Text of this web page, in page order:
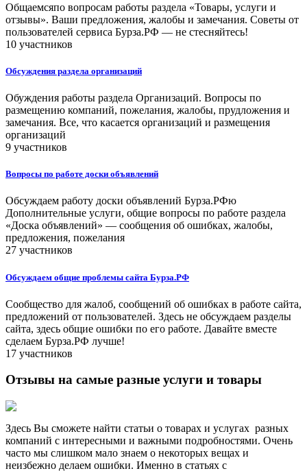
Общаемсяпо вопросам работы раздела «Товары, услуги и
отзывы». Ваши предложения, жалобы и замечания. Советы от
пользователей сервиса Бурза.РФ — не стесняйтесь!
10 участников
Обсуждения раздела организаций
Обуждения работы раздела Организаций. Вопросы по
размещению компаний, пожелания, жалобы, прудложения и
замечания. Все, что касается организаций и размещения
организаций
9 участников
Вопросы по работе доски объявлений
Обсуждаем работу доски объявлений Бурза.РФю
Дополнительные услуги, общие вопросы по работе раздела
«Доска объявлений» — сообщения об ошибках, жалобы,
предложения, пожелания
27 участников
Обсуждаем общие проблемы сайта Бурза.РФ
Сообщество для жалоб, сообщений об ошибках в работе сайта,
предложений от пользователей. Здесь не обсуждаем разделы
сайта, здесь общие ошибки по его работе. Давайте вместе
сделаем Бурза.РФ лучше!
17 участников
Отзывы на самые разные услуги и товары
Здесь Вы сможете найти статьи о товарах и услугах разных
компаний с интересными и важными подробностями. Очень
часто мы слишком мало знаем о некоторых вещах и
неизбежно делаем ошибки. Именно в статьях с